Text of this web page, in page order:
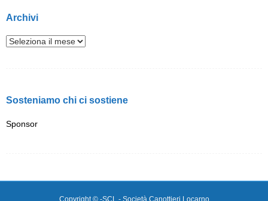
Archivi
Sosteniamo chi ci sostiene
Sponsor
Copyright © -SCL - Società Canottieri Locarno